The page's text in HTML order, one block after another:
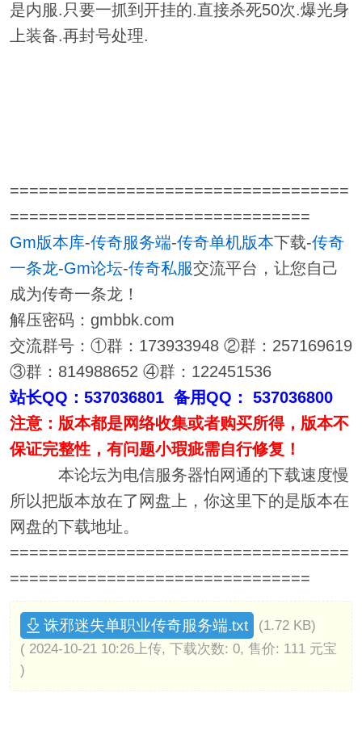
是内服.只要一抓到开挂的.直接杀死50次.爆光身
上装备.再封号处理.
===================================
===============================
Gm版本库-传奇服务端-传奇单机版本下载-传奇
一条龙-Gm论坛-传奇私服交流平台，让您自己
成为传奇一条龙！
解压密码：gmbbk.com
交流群号：①群：173933948 ②群：257169619
③群：814988652 ④群：122451536
站长QQ：537036801 备用QQ： 537036800
注意：版本都是网络收集或者购买所得，版本不
保证完整性，有问题小瑕疵需自行修复！
本论坛为电信服务器怕网通的下载速度慢
所以把版本放在了网盘上，你这里下的是版本在
网盘的下载地址。
===================================
===============================
诛邪迷失单职业传奇服务端.txt
(1.72 KB)
( 2024-10-21 10:26上传, 下载次数: 0, 售价: 111 元宝
)